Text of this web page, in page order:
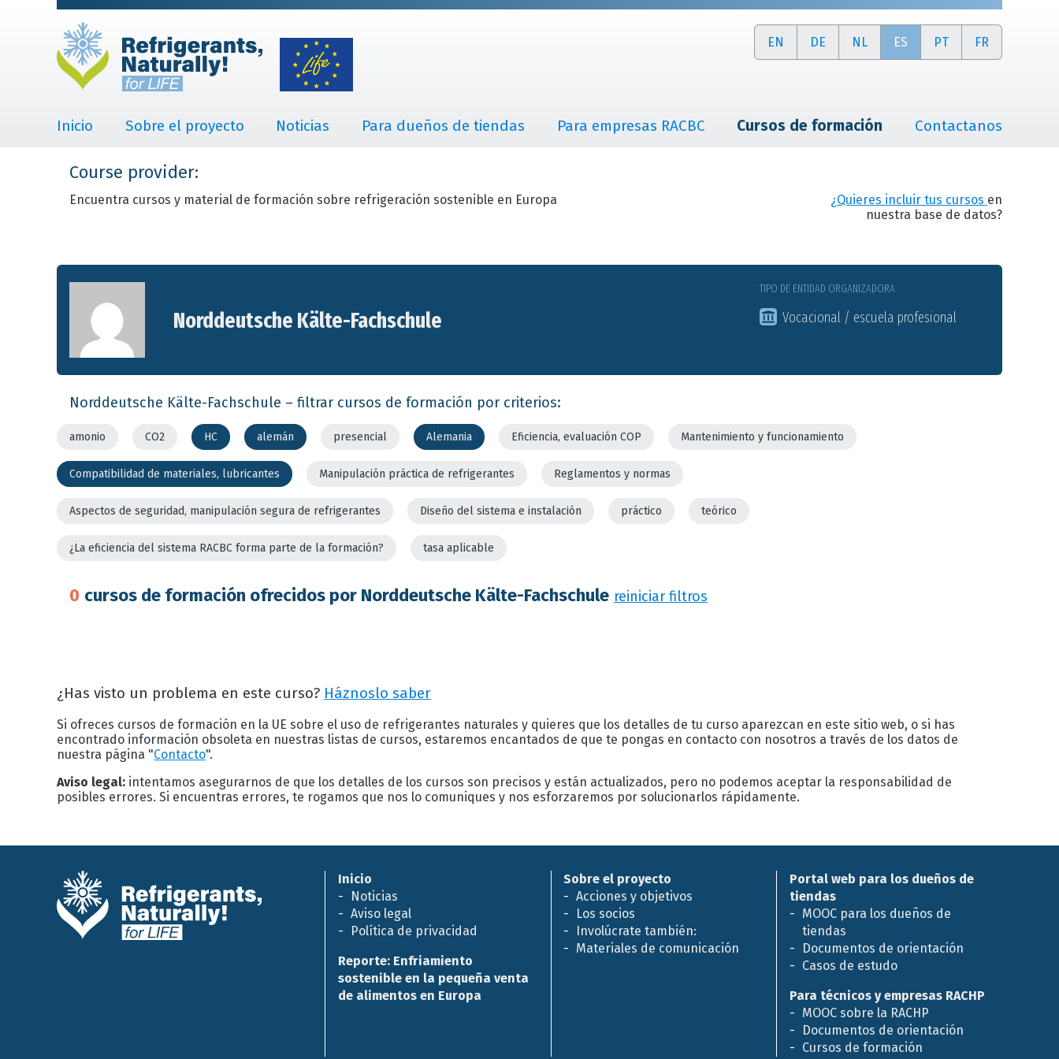
EN DE NL ES PT FR
Inicio Sobre el proyecto Noticias Para dueños de tiendas Para empresas RACBC Cursos de formación Contactanos
Course provider:
Encuentra cursos y material de formación sobre refrigeración sostenible en Europa ¿Quieres incluir tus cursos en
nuestra base de datos?
Norddeutsche Kälte-Fachschule
TIPO DE ENTIDAD ORGANIZADORA
Vocacional / escuela profesional
Norddeutsche Kälte-Fachschule – filtrar cursos de formación por criterios:
amonio CO2 HC alemán presencial Alemania Eficiencia, evaluación COP Mantenimiento y funcionamiento
Compatibilidad de materiales, lubricantes Manipulación práctica de refrigerantes Reglamentos y normas
Aspectos de seguridad, manipulación segura de refrigerantes Diseño del sistema e instalación práctico teórico
¿La eficiencia del sistema RACBC forma parte de la formación? tasa aplicable
0 cursos de formación ofrecidos por Norddeutsche Kälte-Fachschule reiniciar filtros
¿Has visto un problema en este curso? Háznoslo saber
Si ofreces cursos de formación en la UE sobre el uso de refrigerantes naturales y quieres que los detalles de tu curso aparezcan en este sitio web, o si has
encontrado información obsoleta en nuestras listas de cursos, estaremos encantados de que te pongas en contacto con nosotros a través de los datos de
nuestra página "Contacto".
Aviso legal: intentamos asegurarnos de que los detalles de los cursos son precisos y están actualizados, pero no podemos aceptar la responsabilidad de
posibles errores. Si encuentras errores, te rogamos que nos lo comuniques y nos esforzaremos por solucionarlos rápidamente.
Inicio
Noticias
Aviso legal
Política de privacidad
Reporte: Enfriamiento
sostenible en la pequeña venta
de alimentos en Europa
Sobre el proyecto
Acciones y objetivos
Los socios
Involúcrate también:
Materiales de comunicación
Portal web para los dueños de
tiendas
MOOC para los dueños de
tiendas
Documentos de orientación
Casos de estudo
Para técnicos y empresas RACHP
MOOC sobre la RACHP
Documentos de orientación
Cursos de formación